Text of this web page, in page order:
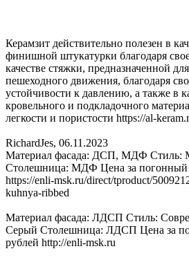
Керамзит действительно полезен в
финишной штукатурки благодаря
качестве стяжки, предназначенной
пешеходного движения, благодаря
устойчивости к давлению, а также в
кровельного и подкладочного
легкости и пористости https://al-
RichardJes, 06.11.2023
Материал фасада: ДСП, МДФ Стиль:
Столешница: МДФ Цена за погонный
https://enli-msk.ru/direct/tproduct/
kuhnya-ribbed
Материал фасада: ЛДСП Стиль:
Серый Столешница: ЛДСП Цена за
рублей http://enli-msk.ru